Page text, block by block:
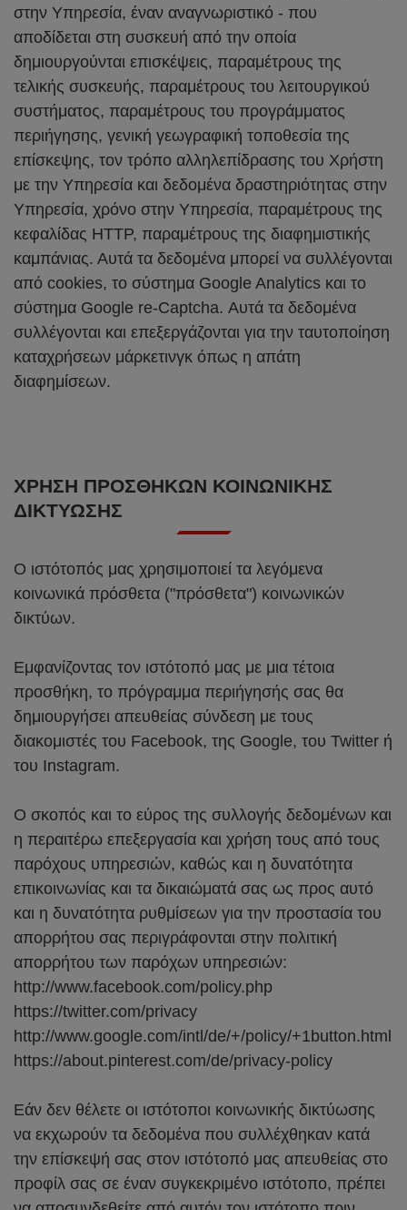
στην Υπηρεσία, έναν αναγνωριστικό - που
αποδίδεται στη συσκευή από την οποία
δημιουργούνται επισκέψεις, παραμέτρους της
τελικής συσκευής, παραμέτρους του λειτουργικού
συστήματος, παραμέτρους του προγράμματος
περιήγησης, γενική γεωγραφική τοποθεσία της
επίσκεψης, τον τρόπο αλληλεπίδρασης του Χρήστη
με την Υπηρεσία και δεδομένα δραστηριότητας στην
Υπηρεσία, χρόνο στην Υπηρεσία, παραμέτρους της
κεφαλίδας HTTP, παραμέτρους της διαφημιστικής
καμπάνιας. Αυτά τα δεδομένα μπορεί να συλλέγονται
από cookies, το σύστημα Google Analytics και το
σύστημα Google re-Captcha. Αυτά τα δεδομένα
συλλέγονται και επεξεργάζονται για την ταυτοποίηση
καταχρήσεων μάρκετινγκ όπως η απάτη
διαφημίσεων.
ΧΡΉΣΗ ΠΡΟΣΘΗΚΏΝ ΚΟΙΝΩΝΙΚΉΣ
ΔΙΚΤΎΩΣΗΣ
Ο ιστότοπός μας χρησιμοποιεί τα λεγόμενα
κοινωνικά πρόσθετα ("πρόσθετα") κοινωνικών
δικτύων.
Εμφανίζοντας τον ιστότοπό μας με μια τέτοια
προσθήκη, το πρόγραμμα περιήγησής σας θα
δημιουργήσει απευθείας σύνδεση με τους
διακομιστές του Facebook, της Google, του Twitter ή
του Instagram.
Ο σκοπός και το εύρος της συλλογής δεδομένων και
η περαιτέρω επεξεργασία και χρήση τους από τους
παρόχους υπηρεσιών, καθώς και η δυνατότητα
επικοινωνίας και τα δικαιώματά σας ως προς αυτό
και η δυνατότητα ρυθμίσεων για την προστασία του
απορρήτου σας περιγράφονται στην πολιτική
απορρήτου των παρόχων υπηρεσιών:
http://www.facebook.com/policy.php
https://twitter.com/privacy
http://www.google.com/intl/de/+/policy/+1button.html
https://about.pinterest.com/de/privacy-policy
Εάν δεν θέλετε οι ιστότοποι κοινωνικής δικτύωσης
να εκχωρούν τα δεδομένα που συλλέχθηκαν κατά
την επίσκεψή σας στον ιστότοπό μας απευθείας στο
προφίλ σας σε έναν συγκεκριμένο ιστότοπο, πρέπει